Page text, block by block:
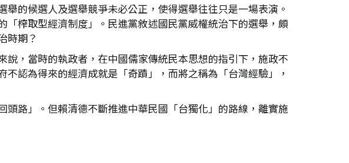
的候選人及選舉競爭未必公正，使得選舉往往只是一場表演。
榨取型經濟制度」。民進黨敘述國民黨威權統治下的選舉，頗
時期？
，當時的執政者，在中國儒家傳統民本思想的指引下，施政不
認為得來的經濟成就是「奇蹟」，而將之稱為「台灣經驗」，
路」。但賴清德不斷推進中華民國「台獨化」的路線，離實施